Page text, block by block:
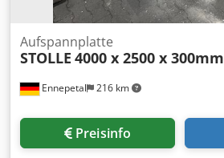
Ennepetal 216 km
Aufspannplatte
STOLLE 4000 x 2500 x 300mm
Preisinfo